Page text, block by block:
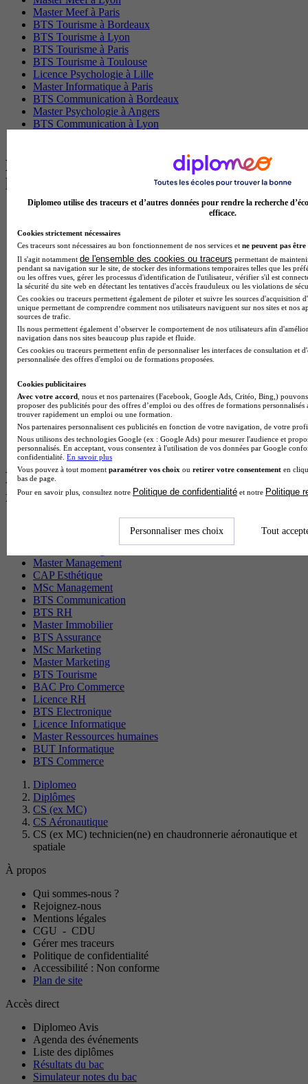
Master Meef à Paris
BTS Tourisme à Bordeaux
BTS Tourisme à Lyon
BTS Tourisme à Paris
BTS Tourisme à Toulouse
Licence Psychologie à Lille
Master Informatique à Paris
BTS Communication à Bordeaux
Master Psychologie à Angers
BTS Communication à Lyon
Les intitulés de diplôme par alternance
les plus recherchés
BTS Mco en alternance
BTS Pi en alternance
BTS Sp3s en alternance
Master CCA en alternance
BTS Ndrc en alternance
BTS Sam en alternance
Cap Fleuriste en alternance
BTS Sio en alternance
MSc Marketing Digital en alternance
BTS Gpme en alternance
Cap Electricien en alternance
BTS Domotique en alternance
BAC Pro Agora en alternance
BTS Sta en alternance
BTS Iris en alternance
BTS Tpl en alternance
BTS Ati en alternance
Les diplômes par filière les plus
recherchés
Master Management
CAP Esthétique
MSc Management
BTS Communication
BTS RH
Master Immobilier
BTS Assurance
MSc Marketing
Master Marketing
BTS Tourisme
BAC Pro Commerce
Licence RH
BTS Electronique
Licence Informatique
Master Ressources humaines
BUT Informatique
BTS Commerce
Diplomeo
Diplômes
CS (ex MC)
CS Aéronautique
CS (ex MC) technicien(ne) en chaudronnerie aéronautique et
spatiale
À propos
Qui sommes-nous ?
Rejoignez-nous
Mentions légales
CGU - CDU
Gérer mes traceurs
Politique de confidentialité
Accessibilité : Non conforme
Plan de site
Accès direct
Diplomeo Avis
Agenda des événements
Liste des diplômes
Résultats du bac
Simulateur notes du bac
Diplomeo utilise des traceurs et d’autres données pour rendre la recherche
efficace.
Cookies strictement nécessaires
Ces traceurs sont nécessaires au bon fonctionnement de nos services et ne peuvent pas être
Il s'agit notamment de l'ensemble des cookies ou traceurs permettant de
pendant sa navigation sur le site, de stocker des informations temporaires telles que les
ou les offres vues, gérer les processus d'identification de l'utilisateur, vérifier s'il est
la sécurité du site web en détectant les tentatives d'accès frauduleux ou les violations de
Ces cookies ou traceurs permettent également de piloter et suivre les sources d'acquisition
unique permettant de comprendre comment nos utilisateurs naviguent sur nos sites et nos
sources de trafic.
Ils nous permettent également d’observer le comportement de nos utilisateurs afin
navigation dans nos sites beaucoup plus rapide et fluide.
Ces cookies ou traceurs permettent enfin de personnaliser les interfaces de consultation et
personnalisée des offres d'emploi ou de formations proposées.
Cookies publicitaires
Avec votre accord , nous et nos partenaires (Facebook, Google Ads, Critéo, Bing,)
proposer des publicités pour des offres d’emploi ou des offres de formations
trouver rapidement un emploi ou une formation.
Nos partenaires personnalisent ces publicités en fonction de votre navigation, de votre
Nous utilisons des technologies Google (ex : Google Ads) pour mesurer l'audience et
personnalisés. En acceptant, vous consentez à l'utilisation de vos données par Google
confidentialité. En savoir plus
Vous pouvez à tout moment paramétrer vos choix ou retirer votre consentement en
bas de page.
Pour en savoir plus, consultez notre Politique de confidentialité et notre Politique
Personnaliser mes choix Tout